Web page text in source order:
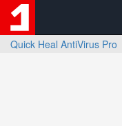
Quick Heal AntiVirus Pro